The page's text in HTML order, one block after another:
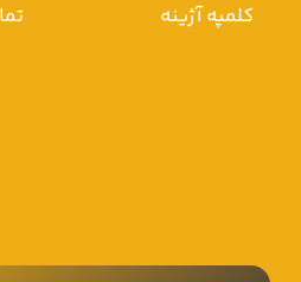
کلمپه آژینه